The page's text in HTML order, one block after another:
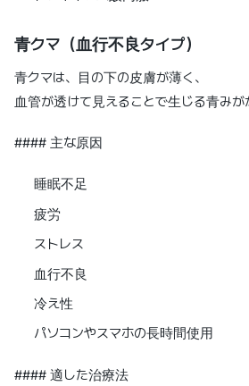
青クマ（血行不良タイプ）
青クマは、目の下の皮膚が薄く、
血管が透けて見えることで生じる青みが
#### 主な原因
睡眠不足
疲労
ストレス
血行不良
冷え性
パソコンやスマホの長時間使用
#### 適した治療法